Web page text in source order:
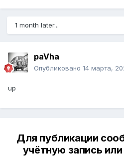
1 month later...
paVha
Опубликовано 14 марта,
up
Для публикации
учётную запись